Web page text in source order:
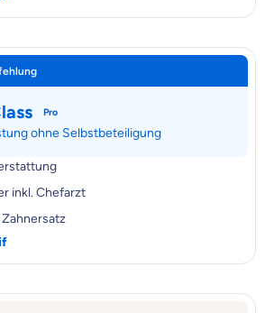
Pro
ohne Selbstbeteiligung
inkl. Chefarzt